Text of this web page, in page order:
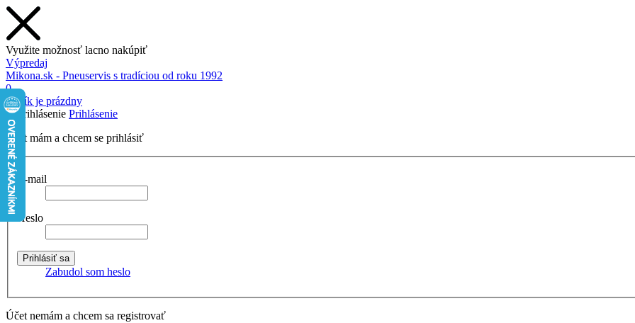
Využite možnosť lacno nakúpiť
Výpredaj
Mikona.sk - Pneuservis s tradíciou od roku 1992
0
Košík je prázdny
Prihlásenie
Účet mám a chcem se prihlásiť
E-mail
Heslo
Zabudol som heslo
Účet nemám a chcem sa registrovať